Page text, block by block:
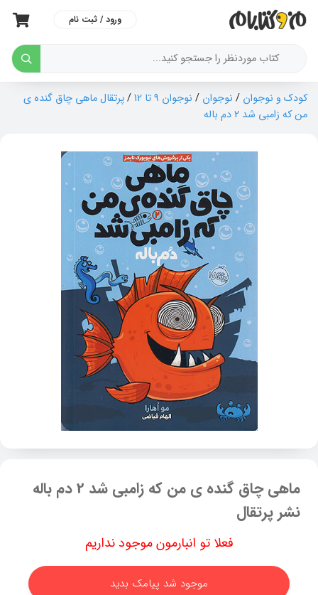
ورود / ثبت نام
کودک و نوجوان / نوجوان / نوجوان 9 تا 12 /پرتقال ماهی چاق گنده ی
من که زامبی شد 2 دم باله
ماهی چاق گنده ی من که زامبی شد 2 دم باله
نشر پرتقال
فعلا تو انبارمون موجود نداریم
موجود شد پیامک بدید